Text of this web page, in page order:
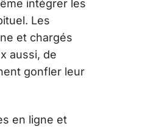
intégrer les
Les
et chargés
aussi, de
gonfler leur
en ligne et